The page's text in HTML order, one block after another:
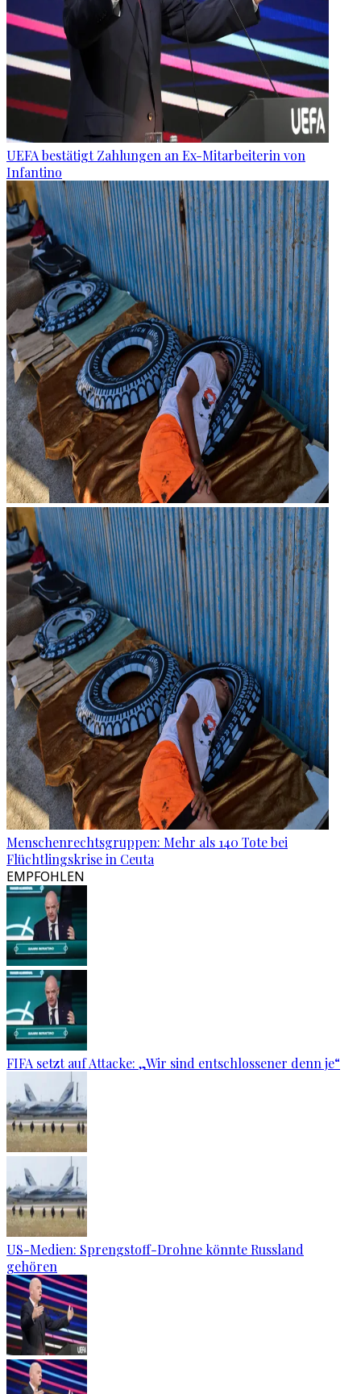
UEFA bestätigt Zahlungen an Ex-Mitarbeiterin von
Infantino
Menschenrechtsgruppen: Mehr als 140 Tote bei
Flüchtlingskrise in Ceuta
EMPFOHLEN
FIFA setzt auf Attacke: „Wir sind entschlossener denn je“
US-Medien: Sprengstoff-Drohne könnte Russland
gehören